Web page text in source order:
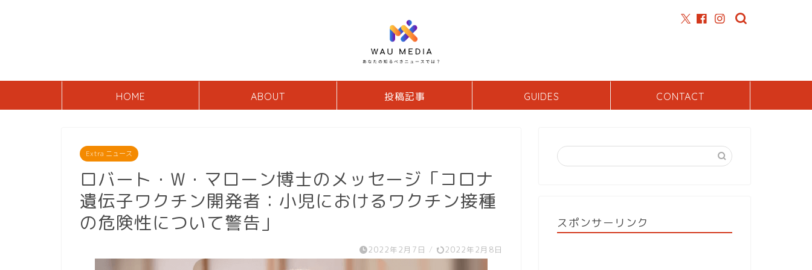
HOME ABOUT 投稿記事 GUIDES CONTACT
Extra ニュース
ロバート・W・マローン博士のメッセージ「コロナ
遺伝子ワクチン開発者：小児におけるワクチン接種
の危険性について警告」
2022年2月7日 / 2022年2月8日
スポンサーリンク